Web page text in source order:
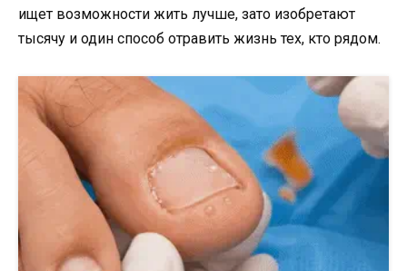
ищет возможности жить лучше, зато изобретают
тысячу и один способ отравить жизнь тех, кто рядом.